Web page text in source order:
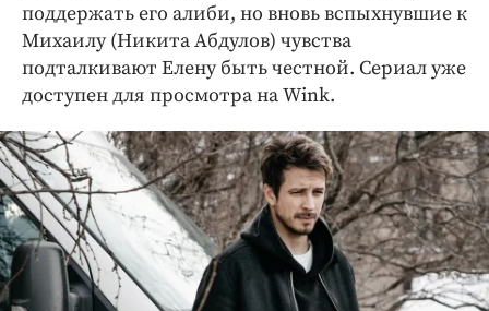
поддержать его алиби, но вновь вспыхнувшие к
Михаилу (Никита Абдулов) чувства
подталкивают Елену быть честной. Сериал уже
доступен для просмотра на Wink.